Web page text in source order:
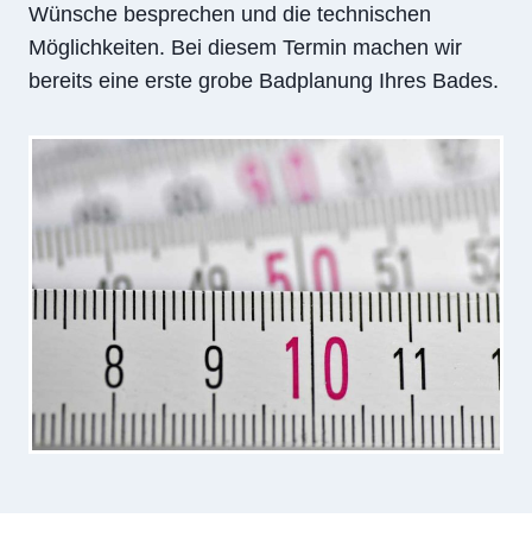
Wünsche besprechen und die technischen
Möglichkeiten. Bei diesem Termin machen wir
bereits eine erste grobe Badplanung Ihres Bades.